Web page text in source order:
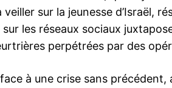
sur la jeunesse d’Israël,
les réseaux sociaux
perpétrées par des
à une crise sans